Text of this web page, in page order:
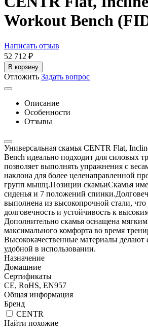
Workout Bench
Написать отзыв
52 712 ₽
В корзину
Отложить Задать вопрос
Описание
Особенности
Отзывы
Универсальная скамья CENTR Flat,
Bench идеально подходит для силовых
позволяет выполнять упражнения с
наклона для более целенаправленной
групп мышц.Позиции скамьиСкамья
сиденья и 7 положений
выполнена из высокопрочной стали, что
долговечность и устойчивость к
Дополнительно скамья оснащена
максимального комфорта во время
Высококачественные материалы делают
удобной в использовании.
Назначение
Домашние
Сертификаты
CE, RoHS, EN957
Общая информация
Бренд
CENTR
Найти похожие